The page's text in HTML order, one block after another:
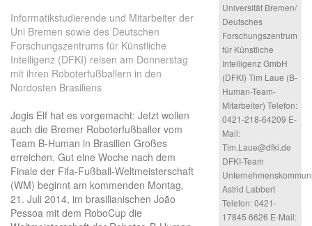
Informatikstudierende und Mitarbeiter der
Uni Bremen sowie des Deutschen
Forschungszentrums für Künstliche
Intelligenz (DFKI) reisen am Donnerstag
mit ihren Roboterfußballern in den
Nordosten Brasiliens
Jogis Elf hat es vorgemacht: Jetzt wollen
auch die Bremer Roboterfußballer vom
Team B-Human in Brasilien Großes
erreichen. Gut eine Woche nach dem
Finale der Fifa-Fußball-Weltmeisterschaft
(WM) beginnt am kommenden Montag,
21. Juli 2014, im brasilianischen João
Pessoa mit dem RoboCup die
Universität Bremen/
Deutsches
Forschungszentrum
für Künstliche
Intelligenz GmbH
(DFKI) Tim Laue (B-
Human-Team-
Mitarbeiter) Telefon:
0421-218-64209 E-
Mail:
Tim.Laue@dfki.de
DFKI-Team
Astrid Labbert
Telefon: 0421-
17845 6626 E-Mail: